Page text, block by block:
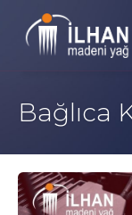
Bağlıca